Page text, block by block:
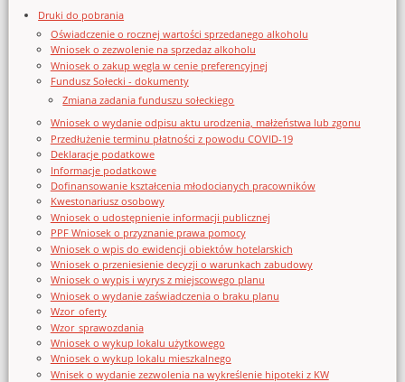
Druki do pobrania
Oświadczenie o rocznej wartości sprzedanego alkoholu
Wniosek o zezwolenie na sprzedaz alkoholu
Wniosek o zakup węgla w cenie preferencyjnej
Fundusz Sołecki - dokumenty
Zmiana zadania funduszu sołeckiego
Wniosek o wydanie odpisu aktu urodzenia, małżeństwa lub zgonu
Przedłużenie terminu płatności z powodu COVID-19
Deklaracje podatkowe
Informacje podatkowe
Dofinansowanie kształcenia młodocianych pracowników
Kwestonariusz osobowy
Wniosek o udostępnienie informacji publicznej
PPF Wniosek o przyznanie prawa pomocy
Wniosek o wpis do ewidencji obiektów hotelarskich
Wniosek o przeniesienie decyzji o warunkach zabudowy
Wniosek o wypis i wyrys z miejscowego planu
Wniosek o wydanie zaświadczenia o braku planu
Wzor_oferty
Wzor_sprawozdania
Wniosek o wykup lokalu użytkowego
Wniosek o wykup lokalu mieszkalnego
Wnisek o wydanie zezwolenia na wykreślenie hipoteki z KW